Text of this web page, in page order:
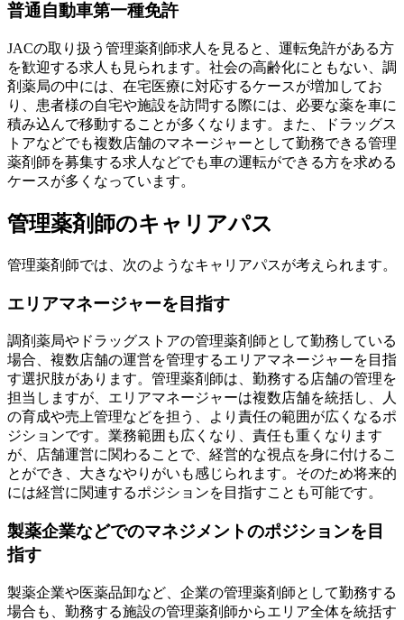
普通自動車第一種免許
JACの取り扱う管理薬剤師求人を見ると、運転免許がある方
を歓迎する求人も見られます。社会の高齢化にともない、調
剤薬局の中には、在宅医療に対応するケースが増加してお
り、患者様の自宅や施設を訪問する際には、必要な薬を車に
積み込んで移動することが多くなります。また、ドラッグス
トアなどでも複数店舗のマネージャーとして勤務できる管理
薬剤師を募集する求人などでも車の運転ができる方を求める
ケースが多くなっています。
管理薬剤師のキャリアパス
管理薬剤師では、次のようなキャリアパスが考えられます。
エリアマネージャーを目指す
調剤薬局やドラッグストアの管理薬剤師として勤務している
場合、複数店舗の運営を管理するエリアマネージャーを目指
す選択肢があります。管理薬剤師は、勤務する店舗の管理を
担当しますが、エリアマネージャーは複数店舗を統括し、人
の育成や売上管理などを担う、より責任の範囲が広くなるポ
ジションです。業務範囲も広くなり、責任も重くなります
が、店舗運営に関わることで、経営的な視点を身に付けるこ
とができ、大きなやりがいも感じられます。そのため将来的
には経営に関連するポジションを目指すことも可能です。
製薬企業などでのマネジメントのポジションを目
指す
製薬企業や医薬品卸など、企業の管理薬剤師として勤務する
場合も、勤務する施設の管理薬剤師からエリア全体を統括す